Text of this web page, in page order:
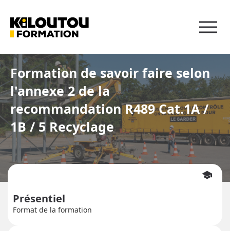
Formation de savoir faire selon
l'annexe 2 de la
recommandation R489 Cat.1A /
1B / 5 Recyclage
Présentiel
Format de la formation
school